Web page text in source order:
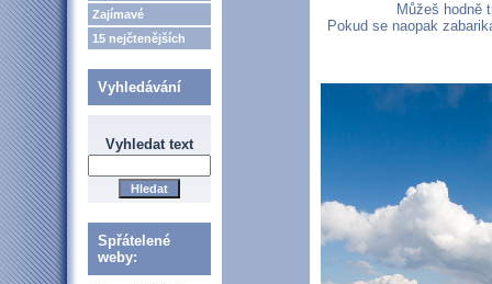
Zajímavé
15 nejčtenějších
Vyhledávání
Vyhledat text
Spřátelené
weby:
Můžeš hodně
Pokud se naopak